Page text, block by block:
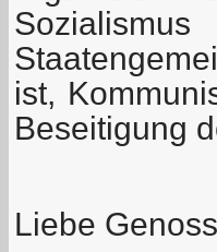
ist,
Beseitigung
Liebe